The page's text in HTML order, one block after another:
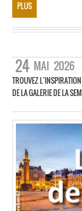
PLUS
24 MAI 2026
TROUVEZ
DE LA GALERIE DE LA